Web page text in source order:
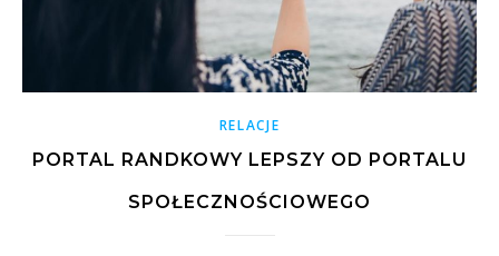
RELACJE
PORTAL RANDKOWY LEPSZY OD PORTALU
SPOŁECZNOŚCIOWEGO